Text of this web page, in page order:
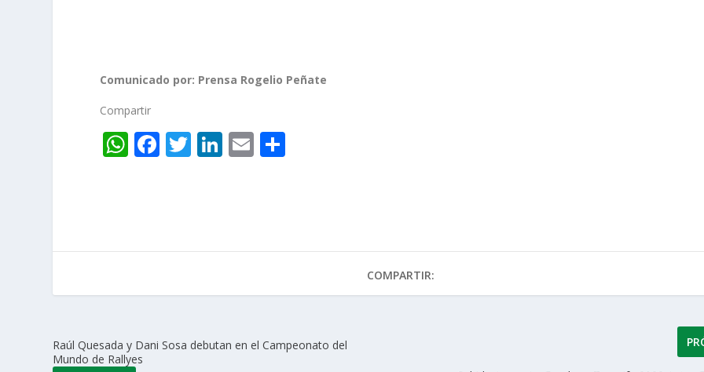
Comunicado por: Prensa Rogelio Peñate
Compartir
W
A
p
F
o
k
T Li
dI
E
ar
r
COMPARTIR:
Raúl Quesada y Dani Sosa debutan en el Campeonato del
Mundo de Rallyes